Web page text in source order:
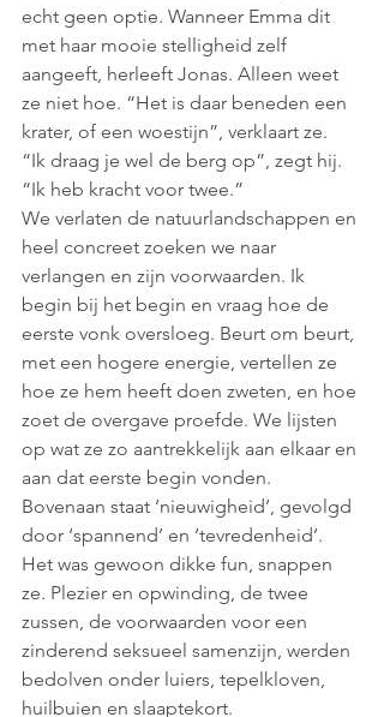
echt geen optie. Wanneer Emma dit
met haar mooie stelligheid zelf
aangeeft, herleeft Jonas. Alleen weet
ze niet hoe. “Het is daar beneden een
krater, of een woestijn”, verklaart ze.
“Ik draag je wel de berg op”, zegt hij.
“Ik heb kracht voor twee.”
We verlaten de natuurlandschappen en
heel concreet zoeken we naar
verlangen en zijn voorwaarden. Ik
begin bij het begin en vraag hoe de
eerste vonk oversloeg. Beurt om beurt,
met een hogere energie, vertellen ze
hoe ze hem heeft doen zweten, en hoe
zoet de overgave proefde. We lijsten
op wat ze zo aantrekkelijk aan elkaar en
aan dat eerste begin vonden.
Bovenaan staat ‘nieuwigheid’, gevolgd
door ‘spannend’ en ‘tevredenheid’.
Het was gewoon dikke fun, snappen
ze. Plezier en opwinding, de twee
zussen, de voorwaarden voor een
zinderend seksueel samenzijn, werden
bedolven onder luiers, tepelkloven,
huilbuien en slaaptekort.